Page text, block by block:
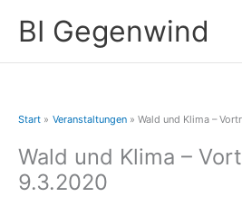
InhaltBI Gegenwind
Start Veranstaltungen Wald und Klima –
Wald und Klima –
9.3.2020
c